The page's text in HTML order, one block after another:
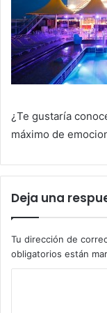
¿Te gustaría
máximo de
Deja una
Tu dirección de
obligatorios están